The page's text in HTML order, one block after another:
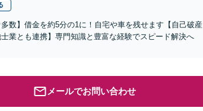
数】借金を約5分の1に！自宅や車を残せます【自己破産
業とも連携】専門知識と豊富な経験でスピード解決へ
メールでお問い合わせ